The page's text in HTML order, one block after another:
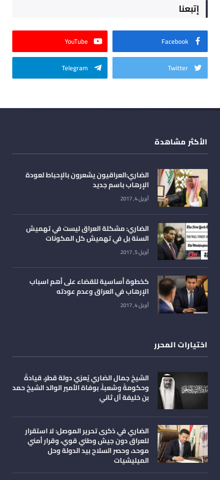
إتبعنا
Facebook
YouTube
Twitter
Telegram
الأكثر مشاهدة
الضاري:العراقيون يشعرون بالإحباط لعودة
الإرهاب باسم جديد
أبريل 4, 2017
الضاري: مشكلة العراق ليست في تهميش
السنة بل في تهميش كل المكونات
أبريل 5, 2017
كخطوة أساسية للقضاء على أهم اسباب
الإرهاب في العراق وعدم عودته
أبريل 4, 2017
اختيارات المحرر
الشيخ جمال الضاري يُعزي دولة قطر، قيادةً
وحكومةً وشعباً، بوفاة الأمير الوالد الشيخ حمد
بن خليفة آل ثاني
الضاري في ذكرى تحرير الموصل: لا استقرار
للعراق دون جيش وطني قوي، وقرار أمني
موحد، وحصر السلاح بيد الدولة وحل
الميليشيات